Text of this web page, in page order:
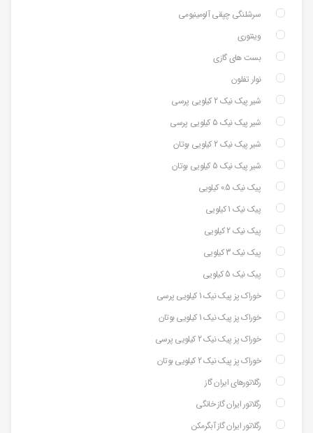
سرشلنگی چپقی آلومینیومی
وینتوری
بست های گازی
نوار تفلون
شیر پیک نیک 2 کیلویی پرسی
شیر پیک نیک 5 کیلویی پرسی
شیر پیک نیک 2 کیلویی بوتان
شیر پیک نیک 5 کیلویی بوتان
پیک نیک 0.5 کیلویی
پیک نیک 1 کیلویی
پیک نیک 2 کیلویی
پیک نیک 3 کیلویی
پیک نیک 5 کیلویی
خوراک پز پیک نیک 1 کیلویی پرسی
خوراک پز پیک نیک 1 کیلویی بوتان
خوراک پز پیک نیک 2 کیلویی پرسی
خوراک پز پیک نیک 2 کیلویی بوتان
رگلاتورهای ایران گاز
رگلاتور ایران گاز خانگی
رگلاتور ایران گاز آبگرمکن